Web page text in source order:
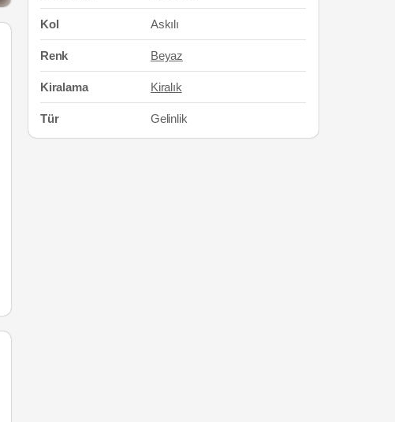
Kol Askılı
Renk Beyaz
Kiralama Kiralık
Tür Gelinlik